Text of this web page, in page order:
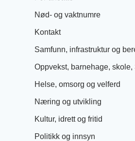
Nød- og vaktnumre
Kontakt
Samfunn, infrastruktur og
Oppvekst, barnehage, skole,
Helse, omsorg og velferd
Næring og utvikling
Kultur, idrett og fritid
Politikk og innsyn